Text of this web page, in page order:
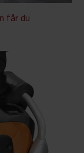
får du